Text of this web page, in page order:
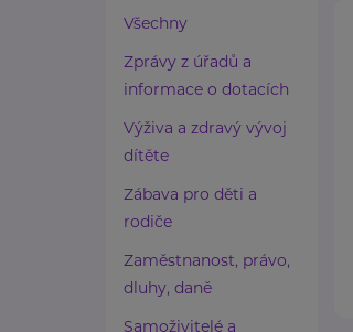
Všechny
Zprávy z úřadů a
informace o dotacích
Výživa a zdravý vývoj
dítěte
Zábava pro děti a
rodiče
Zaměstnanost, právo,
dluhy, daně
Samoživitelé a